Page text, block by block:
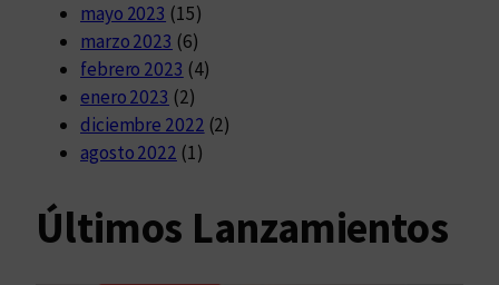
mayo 2023 (15)
marzo 2023 (6)
febrero 2023 (4)
enero 2023 (2)
diciembre 2022 (2)
agosto 2022 (1)
Últimos Lanzamientos